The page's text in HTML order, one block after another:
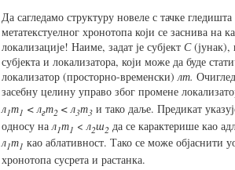
Да сагледамо структуру новеле с тачке
метатекстуелног хронотопа који се заснива на
локализације! Наиме, задат је субјект С(јунак),
субјекта и локализатора, који може да буде
локализатор (просторно-временски)лт.
засебну целину управо због промене
л1т1 < лгт2 < л3т3и тако даље. Предикат
односу на л1т1 < л2ш2 да се карактерише као
л1т1 као аблативност. Тако се може објаснити
хронотопа сусрета и растанка.